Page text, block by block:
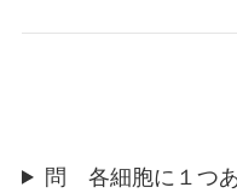
問 各細胞に１つ